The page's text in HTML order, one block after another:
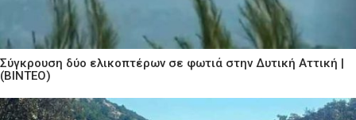
Σύγκρουση δύο ελικοπτέρων σε φωτιά στην Δυτική Αττική |
(ΒΙΝΤΕΟ)